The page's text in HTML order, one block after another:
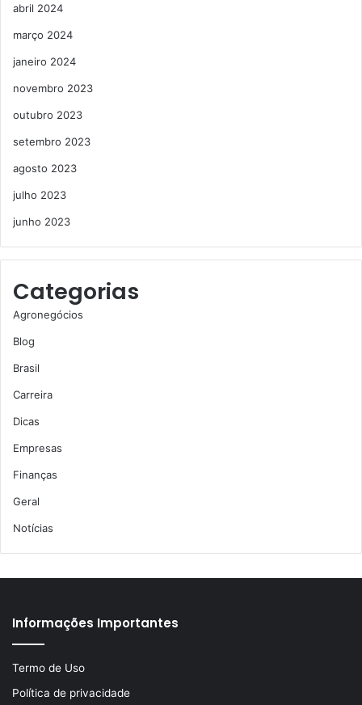
abril 2024
março 2024
janeiro 2024
novembro 2023
outubro 2023
setembro 2023
agosto 2023
julho 2023
junho 2023
Categorias
Agronegócios
Blog
Brasil
Carreira
Dicas
Empresas
Finanças
Geral
Notícias
Informações Importantes
Termo de Uso
Política de privacidade